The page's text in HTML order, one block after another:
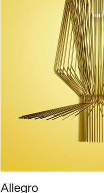
Allegro